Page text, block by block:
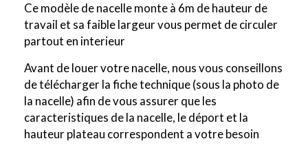
Ce modèle de nacelle monte à 6m de hauteur de
travail et sa faible largeur vous permet de circuler
partout en interieur
Avant de louer votre nacelle, nous vous conseillons
de télécharger la fiche technique (sous la photo de
la nacelle) afin de vous assurer que les
caracteristiques de la nacelle, le déport et la
hauteur plateau correspondent a votre besoin